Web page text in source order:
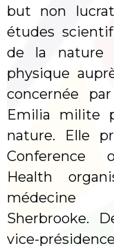
but non
études
de la nature
physique
concernée
Emilia milite
nature. Elle
Health
médecine
Sherbrooke.
vice-